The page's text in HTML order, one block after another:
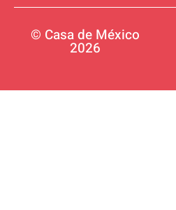
© Casa de México
2026